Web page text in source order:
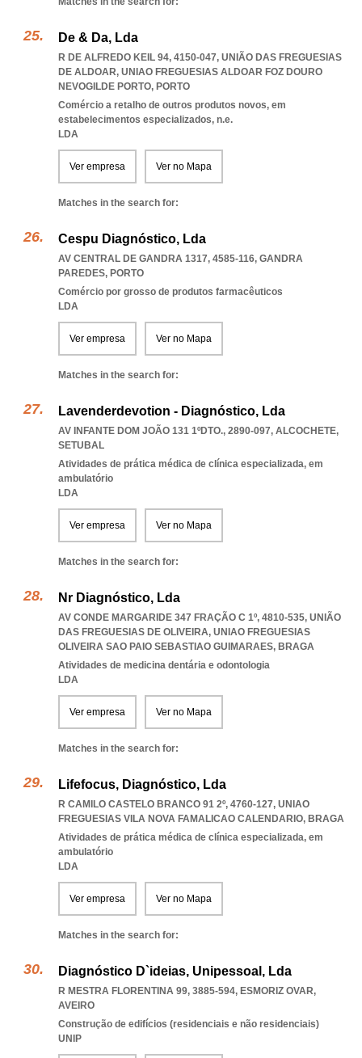
De & Da, Lda
R DE ALFREDO KEIL 94, 4150-047, UNIÃO DAS FREGUESIAS
DE ALDOAR, UNIAO FREGUESIAS ALDOAR FOZ DOURO
NEVOGILDE PORTO, PORTO
Comércio a retalho de outros produtos novos, em
estabelecimentos especializados, n.e.
LDA
Ver empresa Ver no Mapa
Matches in the search for:
Cespu Diagnóstico, Lda
AV CENTRAL DE GANDRA 1317, 4585-116, GANDRA
PAREDES, PORTO
Comércio por grosso de produtos farmacêuticos
LDA
Ver empresa Ver no Mapa
Matches in the search for:
Lavenderdevotion - Diagnóstico, Lda
AV INFANTE DOM JOÃO 131 1ºDTO., 2890-097, ALCOCHETE,
SETUBAL
Atividades de prática médica de clínica especializada, em
ambulatório
LDA
Ver empresa Ver no Mapa
Matches in the search for:
Nr Diagnóstico, Lda
AV CONDE MARGARIDE 347 FRAÇÃO C 1º, 4810-535, UNIÃO
DAS FREGUESIAS DE OLIVEIRA, UNIAO FREGUESIAS
OLIVEIRA SAO PAIO SEBASTIAO GUIMARAES, BRAGA
Atividades de medicina dentária e odontologia
LDA
Ver empresa Ver no Mapa
Matches in the search for:
Lifefocus, Diagnóstico, Lda
R CAMILO CASTELO BRANCO 91 2º, 4760-127, UNIAO
FREGUESIAS VILA NOVA FAMALICAO CALENDARIO, BRAGA
Atividades de prática médica de clínica especializada, em
ambulatório
LDA
Ver empresa Ver no Mapa
Matches in the search for:
Diagnóstico D`ideias, Unipessoal, Lda
R MESTRA FLORENTINA 99, 3885-594, ESMORIZ OVAR,
AVEIRO
Construção de edifícios (residenciais e não residenciais)
UNIP